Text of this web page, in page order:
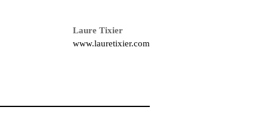
Laure Tixier
www.lauretixier.com